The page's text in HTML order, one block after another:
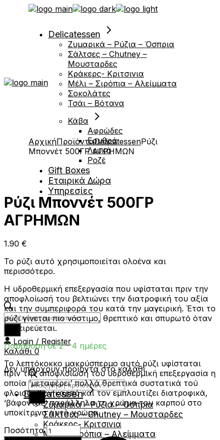
Μετάβαση
Delicatessen
Ζυμαρικά – Ρύζια – Όσπρια
Σάλτσες – Chutney –
Μουσταρδες
Κράκερς- Κριτσινια
Μέλι – Σιρόπια – Αλείμματα
Σοκολάτες
Τσάι – Βότανα
Κάβα
Αφρώδες
Ερυθρά
Λευκά
Ροζέ
Gift Boxes
Εταιρικά Δώρα
Υπηρεσίες
Products
search
Products
search
Login / Register
Καλάθι 0
Δεν υπάρχουν προϊόντα στο καλάθι.
Delicatessen
Ζυμαρικά – Ρύζια – Όσπρια
Σάλτσες – Chutney – Μουσταρδες
Κράκερς- Κριτσινια
Μέλι – Σιρόπια – Αλείμματα
ΑρχικήΠροϊόνταDelicatessenΡύζι
Μποννέτ 500ΓΡ ΑΓΡΗΜΩΝ
Ρύζι Μποννέτ 500ΓΡ
ΑΓΡΗΜΩΝ
1.90 €
Το ρύζι αυτό χρησιμοποιείται ολοένα και
περισσότερο.
Η υδροθερμική επεξεργασία που υφίσταται πριν την
αποφλοίωσή του βελτιώνει την διατροφική του αξία
και την συμπεριφορά του κατά την μαγειρική. Έτσι το
ρύζι γίνεται πιο νόστιμο, θρεπτικό και σπυρωτό όταν
μαγειρεύεται.
Παράδοση σε 2 - 4 ημέρες
Το λεπτόκοκκο μακρύσπερμο αυτό ρύζι υφίσταται
πριν την αποφλοίωσή του υδροθερμική επεξεργασία η
οποία ‘μεταφέρει’ πολλά θρεπτικά συστατικά τού
φλοιού στον καρπό και τον εμπλουτίζει διατροφικά,
‘βάφοντας’ παράλληλα το χρώμα του καρπού στο
υποκίτρινο αυτό χρώμα.
Ποσότητα Ρύζι